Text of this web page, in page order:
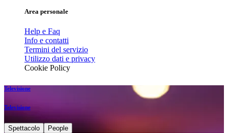
Area personale
Help e Faq
Info e contatti
Termini del servizio
Utilizzo dati e privacy
Cookie Policy
Televisione
Televisione
Spettacolo People